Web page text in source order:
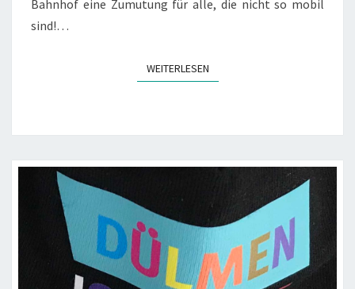
Bahnhof eine Zumutung für alle, die nicht so mobil
sind!…
WEITERLESENWEITERLESEN